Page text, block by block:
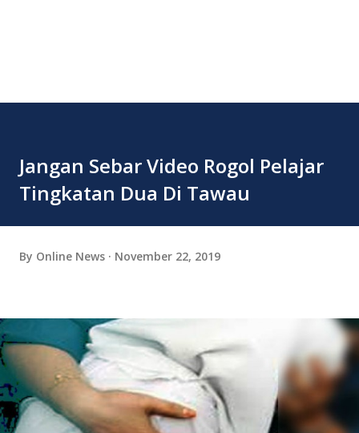
Jangan Sebar Video Rogol Pelajar
Tingkatan Dua Di Tawau
By Online News November 22, 2019